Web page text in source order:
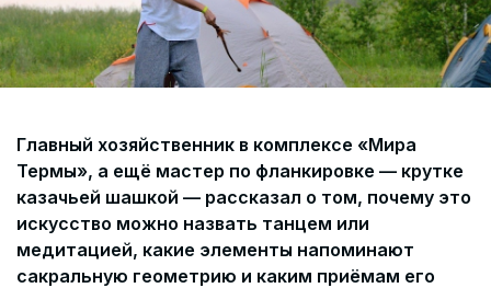
Главный хозяйственник в комплексе «Мира
Термы», а ещё мастер по фланкировке — крутке
казачьей шашкой — рассказал о том, почему это
искусство можно назвать танцем или
медитацией, какие элементы напоминают
сакральную геометрию и каким приёмам его
персональных данных